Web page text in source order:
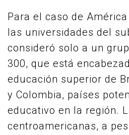
Para el caso de
las universidades del
consideró solo a un
300, que está
educación superior de
y Colombia, países
educativo en la región.
centroamericanas, a